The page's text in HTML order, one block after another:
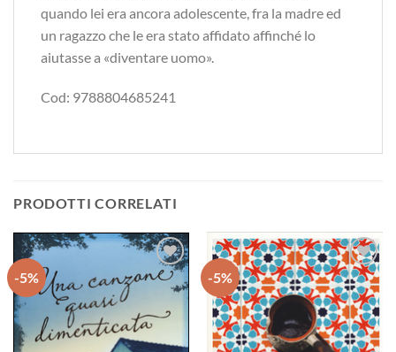
quando lei era ancora adolescente, fra la madre ed
un ragazzo che le era stato affidato affinché lo
aiutasse a «diventare uomo».
Cod: 9788804685241
PRODOTTI CORRELATI
-5%
Aggiungi
alla lista
desideri
-5%
Aggiungi
alla lista
dei
desideri